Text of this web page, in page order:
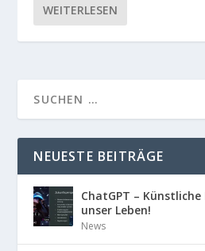
WEITERLESEN
NEUESTE BEITRÄGE
ChatGPT –
unser Leben!
News